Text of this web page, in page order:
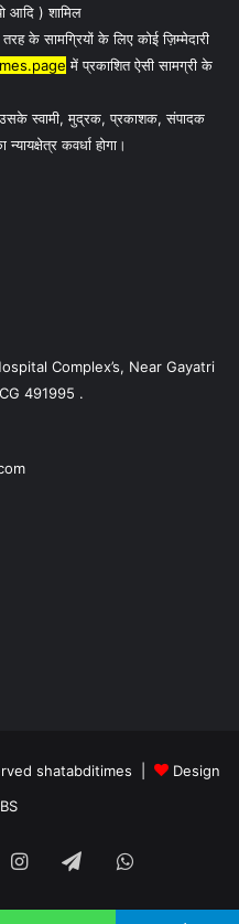
आदि ) शामिल
के सामग्रियों के लिए कोई ज़िम्मेदारी
में प्रकाशित ऐसी सामग्री के
स्वामी, मुद्रक, प्रकाशक, संपादक
कवर्धा होगा।
Complex’s, Near Gayatri
491995 .
shatabditimes |
Design
InstagramTelegramWhatsApp